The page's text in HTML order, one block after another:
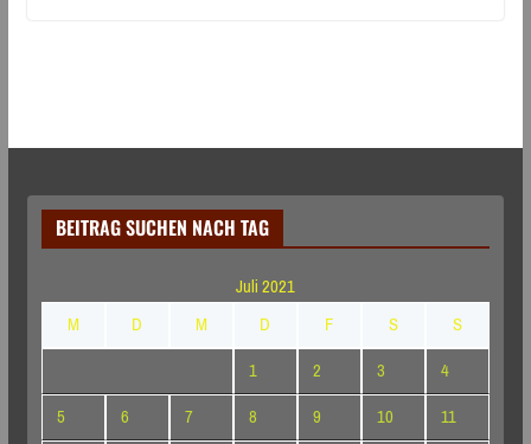
BEITRAG SUCHEN NACH TAG
Juli 2021
M
D M D F S
S
1
2 3
4
5
6 7 8 9 10
11